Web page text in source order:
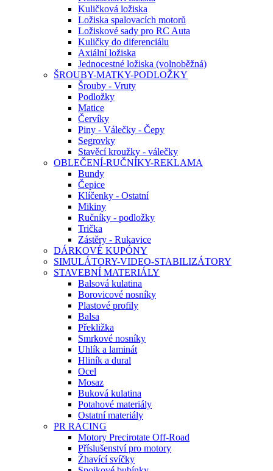
Kuličková ložiska
Ložiska spalovacích motorů
Ložiskové sady pro RC Auta
Kuličky do diferenciálu
Axiální ložiska
Jednocestné ložiska (volnoběžná)
ŠROUBY-MATKY-PODLOŽKY
Šrouby - Vruty
Podložky
Matice
Červíky
Piny - Válečky - Čepy
Segrovky
Stavěcí kroužky - válečky
OBLEČENÍ-RUČNÍKY-REKLAMA
Bundy
Čepice
Klíčenky - Ostatní
Mikiny
Ručníky - podložky
Trička
Zástěry - Rukavice
DÁRKOVÉ KUPÓNY
SIMULÁTORY-VIDEO-STABILIZÁTORY
STAVEBNÍ MATERIÁLY
Balsová kulatina
Borovicové nosníky
Plastové profily
Balsa
Překližka
Smrkové nosníky
Uhlík a laminát
Hliník a dural
Ocel
Mosaz
Buková kulatina
Potahové materiály
Ostatní materiály
PR RACING
Motory Precirotate Off-Road
Příslušenství pro motory
Žhavící svíčky